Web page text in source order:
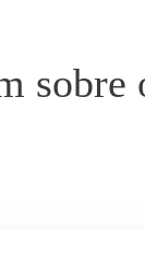
sobre